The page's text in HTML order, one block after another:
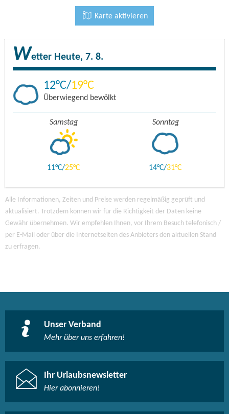
Karte aktivieren
Wetter Heute, 7. 8.
12 19
Überwiegend bewölkt
Samstag
11 25
Sonntag
14 31
Alle Informationen, Zeiten und Preise werden regelmäßig geprüft und
aktualisiert. Trotzdem können wir für die Richtigkeit der Daten keine
Gewähr übernehmen. Wir empfehlen Ihnen, vor Ihrem Besuch telefonisch /
per E-Mail oder über die Internetseiten des Anbieters den aktuellen Stand
zu erfragen.
Unser Verband
Mehr über uns erfahren!
Ihr Urlaubsnewsletter
Hier abonnieren!